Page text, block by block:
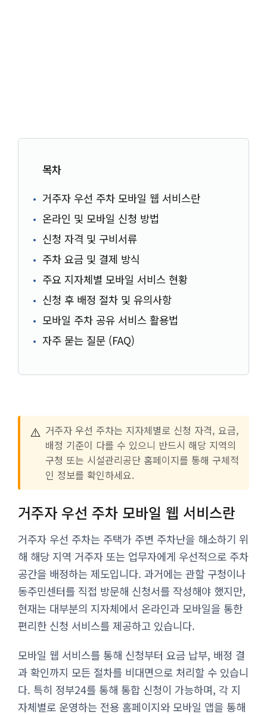
목차
거주자 우선 주차 모바일 웹 서비스란
온라인 및 모바일 신청 방법
신청 자격 및 구비서류
주차 요금 및 결제 방식
주요 지자체별 모바일 서비스 현황
신청 후 배정 절차 및 유의사항
모바일 주차 공유 서비스 활용법
자주 묻는 질문 (FAQ)
⚠️ 거주자 우선 주차는 지자체별로 신청 자격, 요금,
배정 기준이 다를 수 있으니 반드시 해당 지역의
구청 또는 시설관리공단 홈페이지를 통해 구체적
인 정보를 확인하세요.
거주자 우선 주차 모바일 웹 서비스란
거주자 우선 주차는 주택가 주변 주차난을 해소하기 위
해 해당 지역 거주자 또는 업무자에게 우선적으로 주차
공간을 배정하는 제도입니다. 과거에는 관할 구청이나
동주민센터를 직접 방문해 신청서를 작성해야 했지만,
현재는 대부분의 지자체에서 온라인과 모바일을 통한
편리한 신청 서비스를 제공하고 있습니다.
모바일 웹 서비스를 통해 신청부터 요금 납부, 배정 결
과 확인까지 모든 절차를 비대면으로 처리할 수 있습니
다. 특히 정부24를 통해 통합 신청이 가능하며, 각 지
자체별로 운영하는 전용 홈페이지와 모바일 앱을 통해